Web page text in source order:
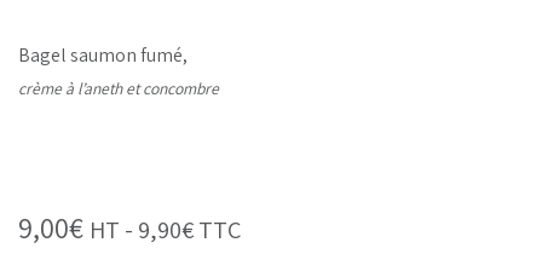
Bagel saumon fumé,
crème à l’aneth et concombre
9,00€ HT - 9,90€TTC